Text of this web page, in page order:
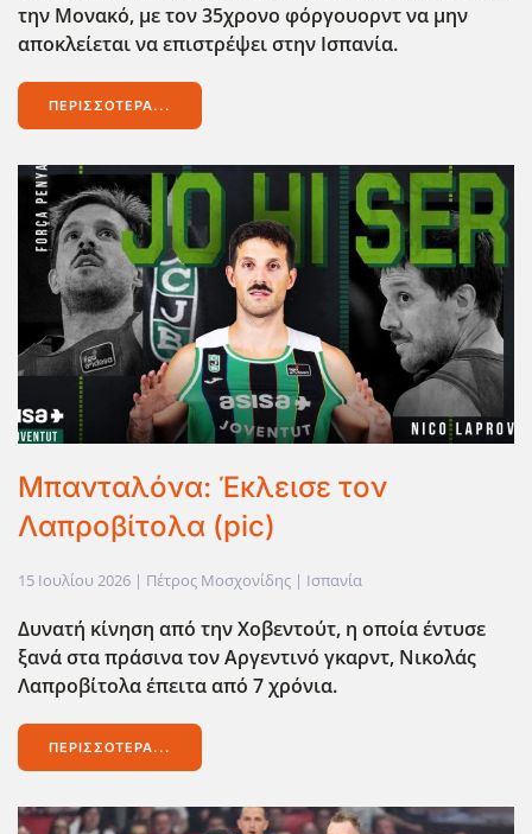
την Μονακό, με τον 35χρονο φόργουορντ να μην
αποκλείεται να επιστρέψει στην Ισπανία.
ΠΕΡΙΣΣΌΤΕΡΑ...
Μπανταλόνα: Έκλεισε τον
Λαπροβίτολα (pic)
15 Ιουλίου 2026 | Πέτρος Μοσχονίδης | Ισπανία
Δυνατή κίνηση από την Χοβεντούτ, η οποία έντυσε
ξανά στα πράσινα τον Αργεντινό γκαρντ, Νικολάς
Λαπροβίτολα έπειτα από 7 χρόνια.
ΠΕΡΙΣΣΌΤΕΡΑ...